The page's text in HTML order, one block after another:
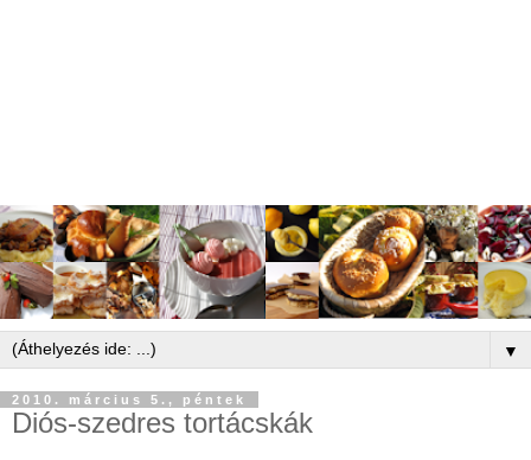
▼
2010. március 5., péntek
Diós-szedres tortácskák